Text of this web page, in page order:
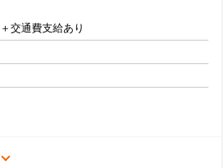
交通費支給あり